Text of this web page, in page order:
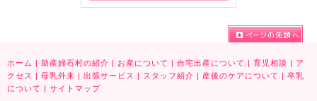
ホーム | 助産婦石村の紹介 | お産について | 自宅出産について | 育児相談 | ア
クセス
| 母乳外来 | 出張サービス | スタッフ紹介 | 産後のケアについて | 卒乳
について | サイトマップ